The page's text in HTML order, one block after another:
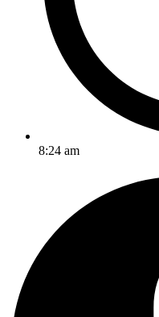
8:24 am